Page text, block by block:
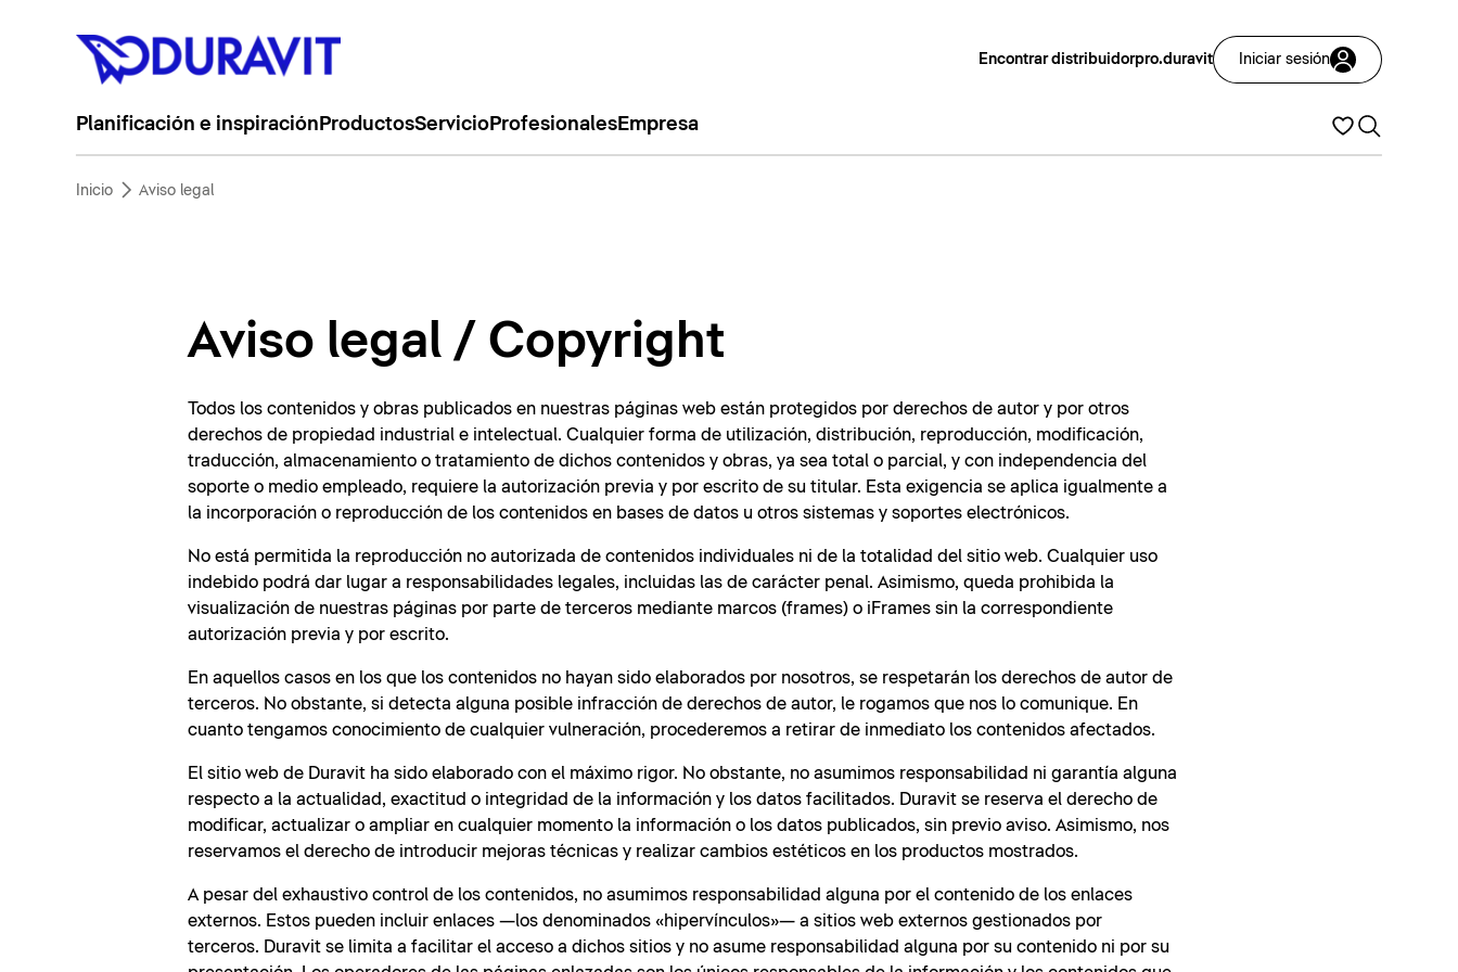
Encontrar distribuidorpro.duravit Iniciar sesión
Planificación e inspiración ProductosServicioProfesionalesEmpresa
Inicio Aviso legal
Aviso legal / Copyright
Todos los contenidos y obras publicados en nuestras páginas web están protegidos por derechos de autor y por otros
derechos de propiedad industrial e intelectual. Cualquier forma de utilización, distribución, reproducción, modificación,
traducción, almacenamiento o tratamiento de dichos contenidos y obras, ya sea total o parcial, y con independencia del
soporte o medio empleado, requiere la autorización previa y por escrito de su titular. Esta exigencia se aplica igualmente a
la incorporación o reproducción de los contenidos en bases de datos u otros sistemas y soportes electrónicos.
No está permitida la reproducción no autorizada de contenidos individuales ni de la totalidad del sitio web. Cualquier uso
indebido podrá dar lugar a responsabilidades legales, incluidas las de carácter penal. Asimismo, queda prohibida la
visualización de nuestras páginas por parte de terceros mediante marcos (frames) o iFrames sin la correspondiente
autorización previa y por escrito.
En aquellos casos en los que los contenidos no hayan sido elaborados por nosotros, se respetarán los derechos de autor de
terceros. No obstante, si detecta alguna posible infracción de derechos de autor, le rogamos que nos lo comunique. En
cuanto tengamos conocimiento de cualquier vulneración, procederemos a retirar de inmediato los contenidos afectados.
El sitio web de Duravit ha sido elaborado con el máximo rigor. No obstante, no asumimos responsabilidad ni garantía alguna
respecto a la actualidad, exactitud o integridad de la información y los datos facilitados. Duravit se reserva el derecho de
modificar, actualizar o ampliar en cualquier momento la información o los datos publicados, sin previo aviso. Asimismo, nos
reservamos el derecho de introducir mejoras técnicas y realizar cambios estéticos en los productos mostrados.
A pesar del exhaustivo control de los contenidos, no asumimos responsabilidad alguna por el contenido de los enlaces
externos. Estos pueden incluir enlaces —los denominados «hipervínculos»— a sitios web externos gestionados por
terceros. Duravit se limita a facilitar el acceso a dichos sitios y no asume responsabilidad alguna por su contenido ni por su